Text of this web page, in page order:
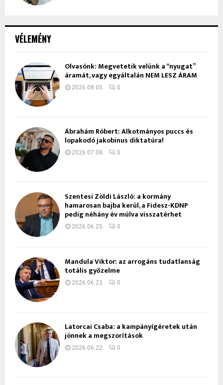
VÉLEMÉNY
Olvasónk: Megvetetik velünk a “nyugat”
áramát, vagy egyáltalán NEM LESZ ÁRAM
2026.08.05. 0
Ábrahám Róbert: Alkotmányos puccs és
lopakodó jakobinus diktatúra!
2026.07.08. 0
Szentesi Zöldi László: a kormány
hamarosan bajba kerül, a Fidesz-KDNP
pedig néhány év múlva visszatérhet
2026.06.25. 0
Mandula Viktor: az arrogáns tudatlanság
totális győzelme
2026.06.23. 0
Latorcai Csaba: a kampányígéretek után
jönnek a megszorítások
2026.06.22. 0